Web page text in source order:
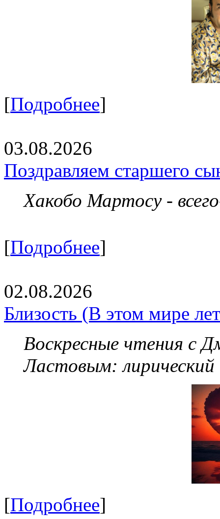
[Подробнее]
03.08.2026
Поздравляем старшего
Хакобо Мартосу -
[Подробнее]
02.08.2026
Близость (В этом мире
Воскресные чтения с
Ластовым:
[Подробнее]